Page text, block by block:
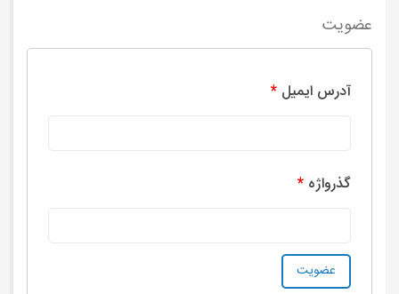
عضویت
آدرس ایمیل *
گذرواژه *